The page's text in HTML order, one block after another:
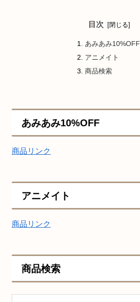
目次
あみあみ10%OFF
アニメイト
商品検索
あみあみ10%OFF
商品リンク
アニメイト
商品リンク
商品検索